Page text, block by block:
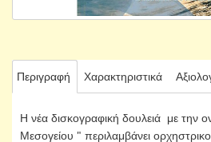
Περιγραφή Χαρακτηριστικά
Η νέα δισκογραφική δουλειά με την
Μεσογείου " περιλαμβάνει